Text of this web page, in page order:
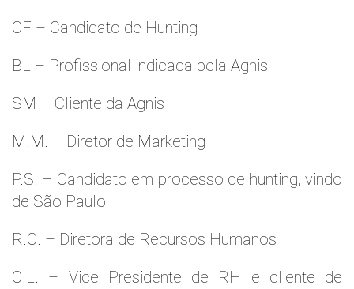
CF – Candidato de Hunting
BL – Profissional indicada pela Agnis
SM – Cliente da Agnis
M.M. – Diretor de Marketing
P.S. – Candidato em processo de hunting, vindo
de São Paulo
R.C. – Diretora de Recursos Humanos
C.L. – Vice Presidente de RH e cliente de